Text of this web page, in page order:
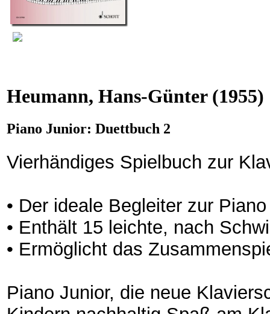
Heumann, Hans-Günter(1955)
Piano Junior: Duettbuch 2
Vierhändiges Spielbuch zur
• Der ideale Begleiter zur
• Enthält 15 leichte, nach
• Ermöglicht das
Piano Junior, die neue